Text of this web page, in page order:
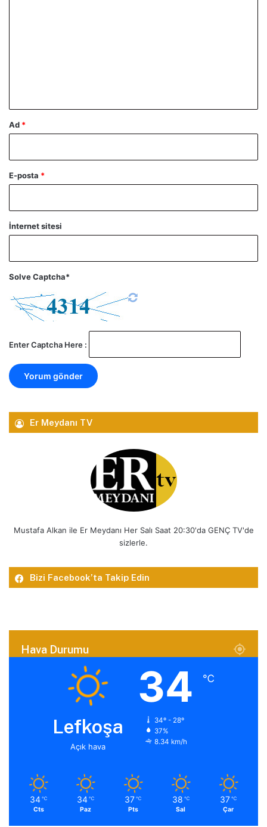
Ad *
E-posta *
İnternet sitesi
Solve Captcha*
Enter Captcha Here :
Er Meydanı TV
Mustafa Alkan ile Er Meydanı Her Salı Saat 20:30'da GENÇ TV'de
sizlerle.
Bizi Facebook’ta Takip Edin
Hava Durumu
Lefkoşa
Açık hava
34 ℃
34º - 28º
37%
8.34 km/h
34 ℃
Cts
34 ℃
Paz
37 ℃
Pts
38 ℃
Sal
37 ℃
Çar